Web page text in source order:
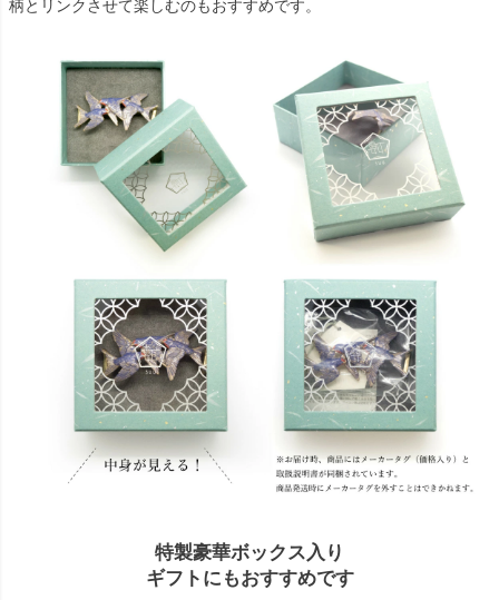
柄とリンクさせて楽しむのもおすすめです。
特製豪華ボックス入り
ギフトにもおすすめです